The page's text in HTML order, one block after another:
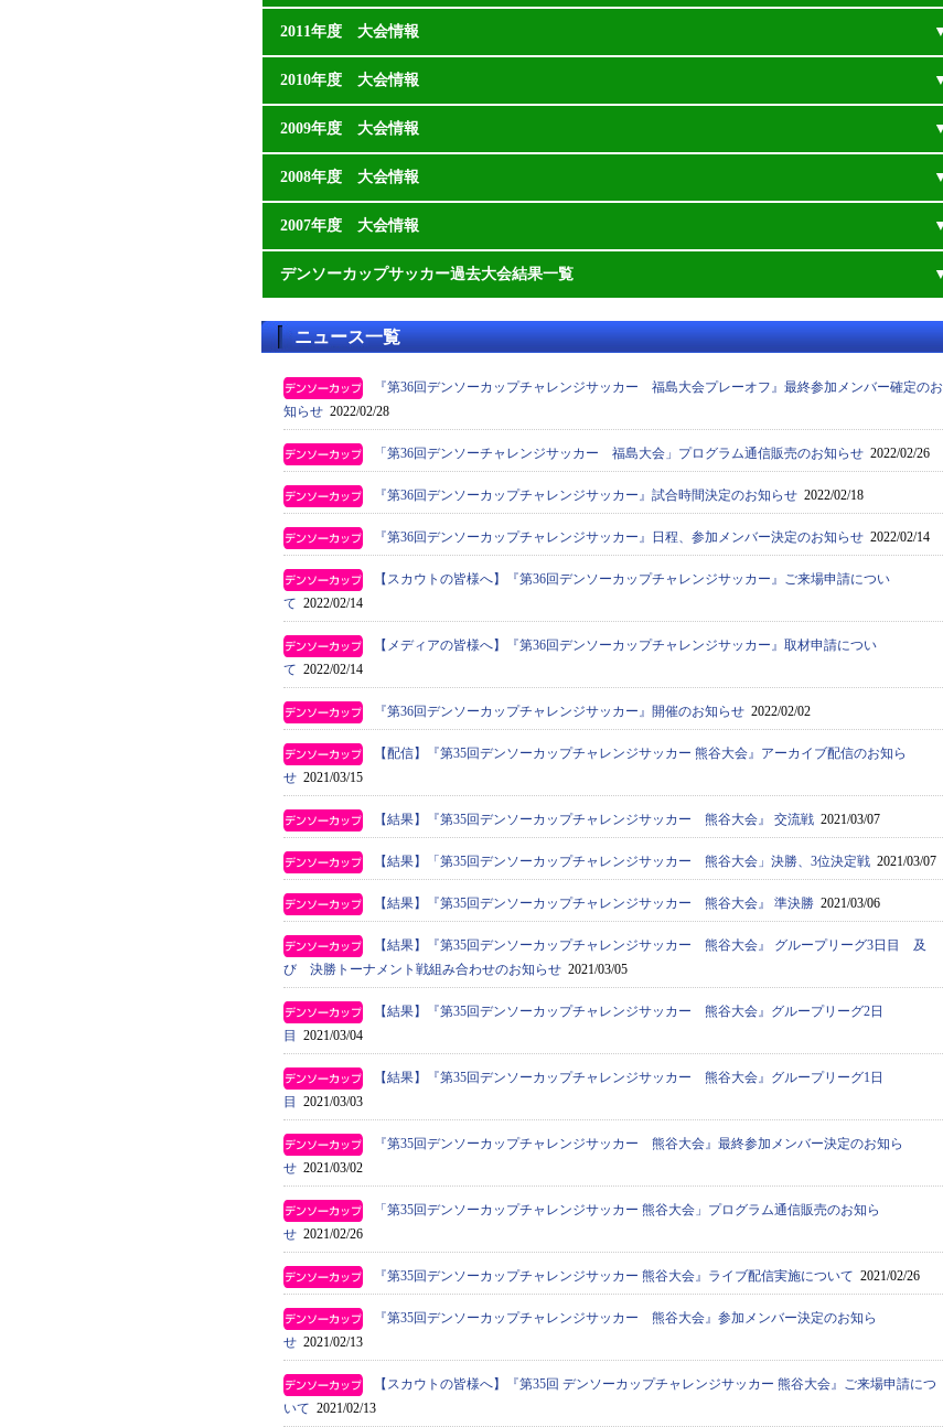
2011年度 大会情報
2010年度 大会情報
2009年度 大会情報
2008年度 大会情報
2007年度 大会情報
デンソーカップサッカー過去大会結果一覧
ニュース一覧
『第36回デンソーカップチャレンジサッカー 福島大会プレーオフ』最終参加メンバー確定のお
知らせ 2022/02/28
「第36回デンソーチャレンジサッカー 福島大会」プログラム通信販売のお知らせ 2022/02/26
『第36回デンソーカップチャレンジサッカー』試合時間決定のお知らせ 2022/02/18
『第36回デンソーカップチャレンジサッカー』日程、参加メンバー決定のお知らせ 2022/02/14
【スカウトの皆様へ】『第36回デンソーカップチャレンジサッカー』ご来場申請につい
て 2022/02/14
【メディアの皆様へ】『第36回デンソーカップチャレンジサッカー』取材申請につい
て 2022/02/14
『第36回デンソーカップチャレンジサッカー』開催のお知らせ 2022/02/02
【配信】『第35回デンソーカップチャレンジサッカー 熊谷大会』アーカイブ配信のお知ら
せ 2021/03/15
【結果】『第35回デンソーカップチャレンジサッカー 熊谷大会』 交流戦 2021/03/07
【結果】「第35回デンソーカップチャレンジサッカー 熊谷大会」決勝、3位決定戦 2021/03/07
【結果】『第35回デンソーカップチャレンジサッカー 熊谷大会』 準決勝 2021/03/06
【結果】『第35回デンソーカップチャレンジサッカー 熊谷大会』 グループリーグ3日目 及
び 決勝トーナメント戦組み合わせのお知らせ 2021/03/05
【結果】『第35回デンソーカップチャレンジサッカー 熊谷大会』グループリーグ2日
目 2021/03/04
【結果】『第35回デンソーカップチャレンジサッカー 熊谷大会』グループリーグ1日
目 2021/03/03
『第35回デンソーカップチャレンジサッカー 熊谷大会』最終参加メンバー決定のお知ら
せ 2021/03/02
「第35回デンソーカップチャレンジサッカー 熊谷大会」プログラム通信販売のお知ら
せ 2021/02/26
『第35回デンソーカップチャレンジサッカー 熊谷大会』ライブ配信実施について 2021/02/26
『第35回デンソーカップチャレンジサッカー 熊谷大会』参加メンバー決定のお知ら
せ 2021/02/13
【スカウトの皆様へ】『第35回 デンソーカップチャレンジサッカー 熊谷大会』ご来場申請につ
いて 2021/02/13